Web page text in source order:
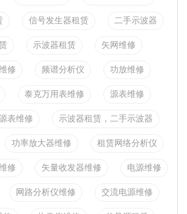
信号发生器租赁 二手示波器
示波器租赁 矢网维修
修 频谱分析仪 功放维修
泰克万用表维修 源表维修
表维修 示波器租赁，二手示波器
功率放大器维修 租赁网络分析仪
修 矢量收发器维修 电源维修
网路分析仪维修 交流电源维修